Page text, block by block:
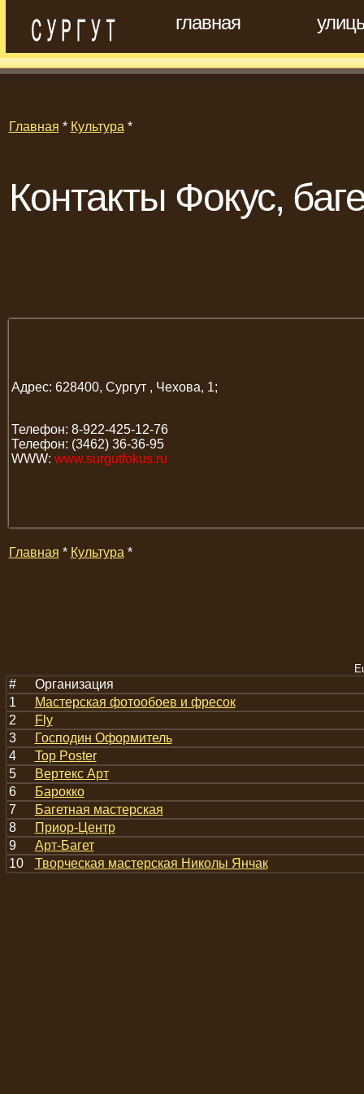
главная
Главная * Культура *
Контакты Фокус,
Адрес: 628400, Сургут , Чехова, 1;
Телефон: 8-922-425-12-76
Телефон: (3462) 36-36-95
WWW: www.surgutfokus.ru
Главная * Культура *
#
Организация
1
Мастерская фотообоев и фресок
2
Fly
3
Господин Оформитель
4
Top Poster
5
Вертекс Арт
6
Барокко
7
Багетная мастерская
8
Приор-Центр
9
Арт-Багет
10
Творческая мастерская Николы Янчак